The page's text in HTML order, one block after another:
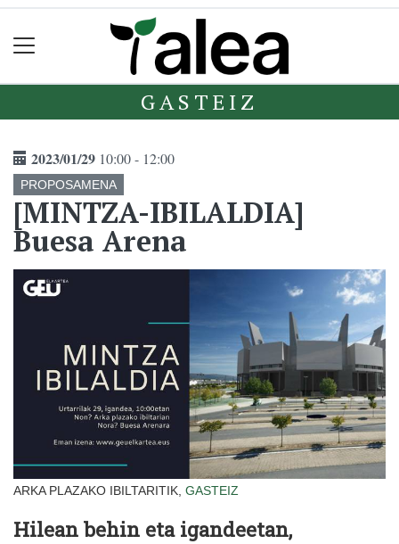
GASTEIZ
2023/01/29 10:00 - 12:00
PROPOSAMENA
[MINTZA-IBILALDIA]
Buesa Arena
ARKA PLAZAKO IBILTARITIK, GASTEIZ
Hilean behin eta igandeetan,